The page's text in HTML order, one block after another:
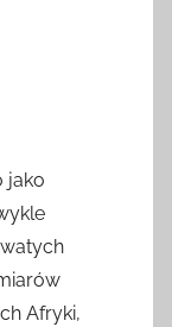
jako
Afryki,